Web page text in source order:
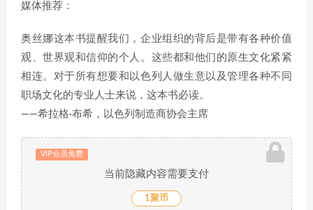
媒体推荐：
奥丝娜这本书提醒我们，企业组织的背后是带有各种价值
观、世界观和信仰的个人。这些都和他们的原生文化紧紧
相连。对于所有想要和以色列人做生意以及管理各种不同
职场文化的专业人士来说，这本书必读。
——希拉格·布希，以色列制造商协会主席
VIP会员免费
当前隐藏内容需要支付
1聚币